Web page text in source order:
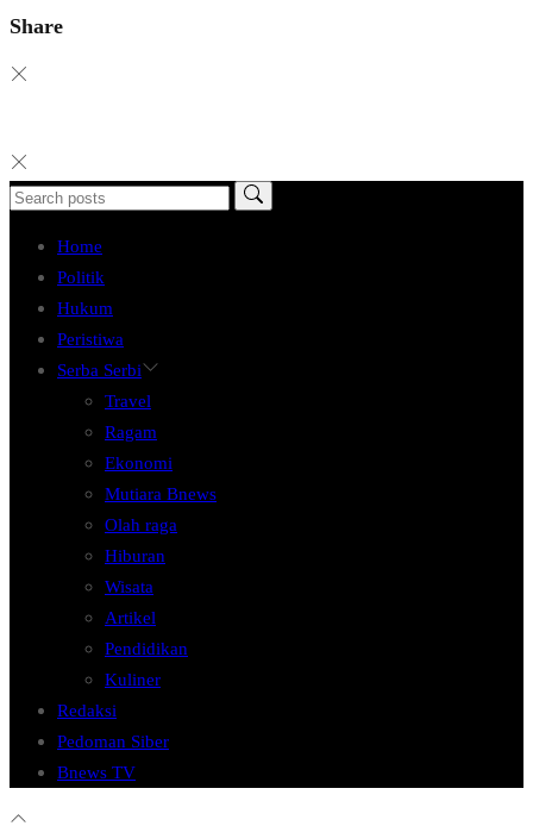
Share
Home
Politik
Hukum
Peristiwa
Serba Serbi
Travel
Ragam
Ekonomi
Mutiara Bnews
Olah raga
Hiburan
Wisata
Artikel
Pendidikan
Kuliner
Redaksi
Pedoman Siber
Bnews TV